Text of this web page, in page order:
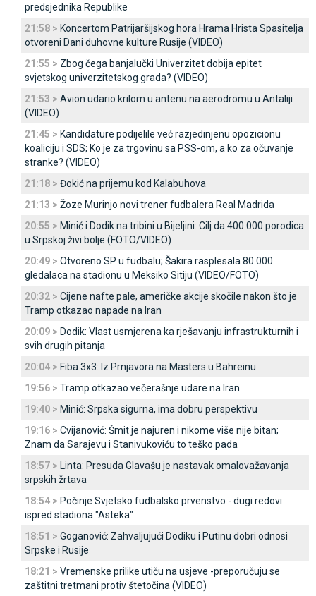
predsjednika Republike
21:58 > Koncertom Patrijaršijskog hora Hrama Hrista Spasitelja
otvoreni Dani duhovne kulture Rusije (VIDEO)
21:55 > Zbog čega banjalučki Univerzitet dobija epitet
svjetskog univerzitetskog grada? (VIDEO)
21:53 > Avion udario krilom u antenu na aerodromu u Antaliji
(VIDEO)
21:45 > Kandidature podijelile već razjedinjenu opozicionu
koaliciju i SDS; Ko je za trgovinu sa PSS-om, a ko za očuvanje
stranke? (VIDEO)
21:18 > Đokić na prijemu kod Kalabuhova
21:13 > Žoze Murinjo novi trener fudbalera Real Madrida
20:55 > Minić i Dodik na tribini u Bijeljini: Cilj da 400.000 porodica
u Srpskoj živi bolje (FOTO/VIDEO)
20:49 > Otvoreno SP u fudbalu; Šakira rasplesala 80.000
gledalaca na stadionu u Meksiko Sitiju (VIDEO/FOTO)
20:32 > Cijene nafte pale, američke akcije skočile nakon što je
Tramp otkazao napade na Iran
20:09 > Dodik: Vlast usmjerena ka rješavanju infrastrukturnih i
svih drugih pitanja
20:04 > Fiba 3x3: Iz Prnjavora na Masters u Bahreinu
19:56 > Tramp otkazao večerašnje udare na Iran
19:40 > Minić: Srpska sigurna, ima dobru perspektivu
19:16 > Cvijanović: Šmit je najuren i nikome više nije bitan;
Znam da Sarajevu i Stanivukoviću to teško pada
18:57 > Linta: Presuda Glavašu je nastavak omalovažavanja
srpskih žrtava
18:54 > Počinje Svjetsko fudbalsko prvenstvo - dugi redovi
ispred stadiona "Asteka"
18:51 > Goganović: Zahvaljujući Dodiku i Putinu dobri odnosi
Srpske i Rusije
18:21 > Vremenske prilike utiču na usjeve -preporučuju se
zaštitni tretmani protiv štetočina (VIDEO)